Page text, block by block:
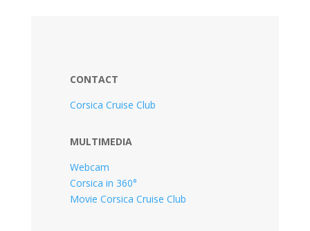
CONTACT
Corsica Cruise Club
MULTIMEDIA
Webcam
Corsica in 360°
Movie Corsica Cruise Club